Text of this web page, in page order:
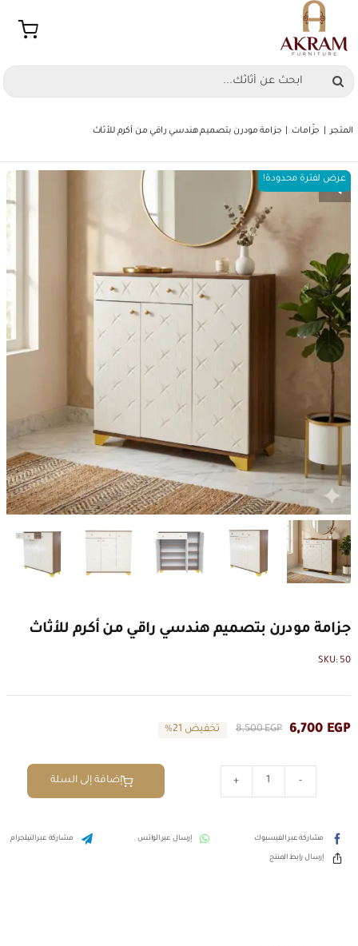
content
Search
for:
المتجر جزّامات جزامة مودرن بتصميم هندسي راقي من أكرم للأثاث
عرض لفترة محدودة!
جزامة مودرن بتصميم هندسي راقي من أكرم للأثاث
SKU: 50
8,500EGP
السعر
هو:
8,500 EGP.
6,700 EGP
السعر
هو:
6,700 EGP.
تخفيض 21%
إضافة إلى السلة
مشاركة عبر الفيسبوك إرسال عبر الواتس مشاركة عبر التيلجرام
إرسال رابط المنتج